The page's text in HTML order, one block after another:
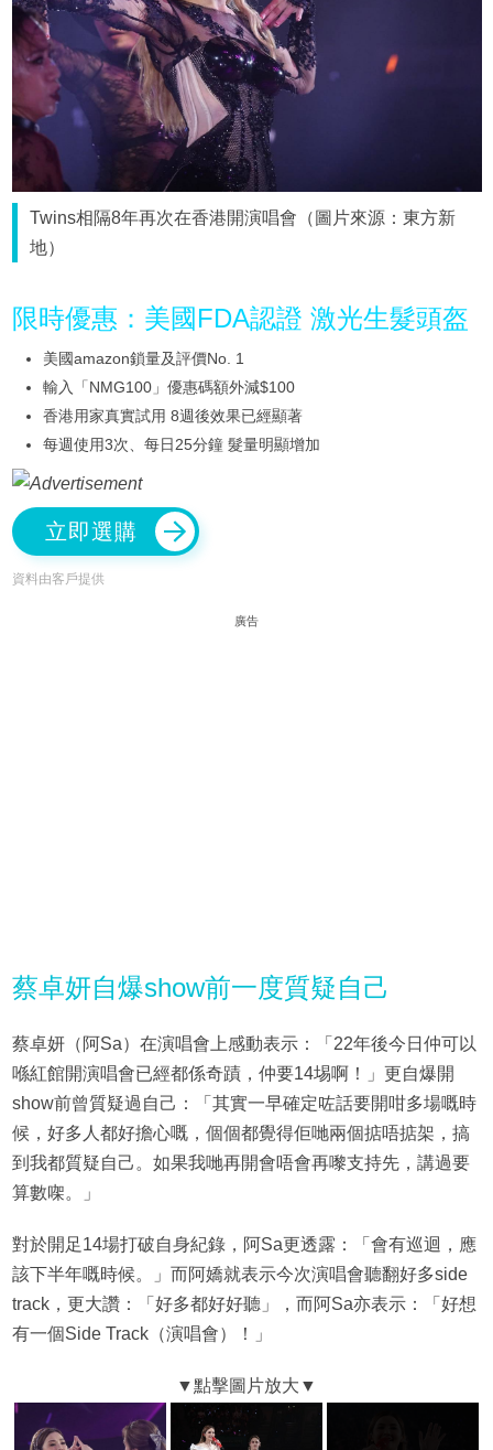
Twins相隔8年再次在香港開演唱會（圖片來源：東方新
地）
限時優惠：美國FDA認證 激光生髮頭盔
美國amazon鎖量及評價No. 1
輸入「NMG100」優惠碼額外減$100
香港用家真實試用 8週後效果已經顯著
每週使用3次、每日25分鐘 髮量明顯增加
立即選購
資料由客戶提供
廣告
蔡卓妍自爆show前一度質疑自己
蔡卓妍（阿Sa）在演唱會上感動表示：「22年後今日仲可以
喺紅館開演唱會已經都係奇蹟，仲要14埸啊！」更自爆開
show前曾質疑過自己：「其實一早確定咗話要開咁多場嘅時
候，好多人都好擔心嘅，個個都覺得佢哋兩個掂唔掂架，搞
到我都質疑自己。如果我哋再開會唔會再嚟支持先，講過要
算數㗎。」
對於開足14場打破自身紀錄，阿Sa更透露：「會有巡迴，應
該下半年嘅時候。」而阿嬌就表示今次演唱會聽翻好多side
track，更大讚：「好多都好好聽」，而阿Sa亦表示：「好想
有一個Side Track（演唱會）！」